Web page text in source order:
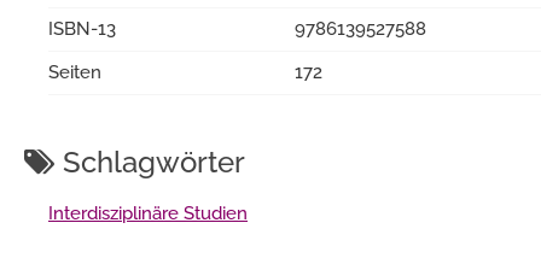
ISBN-13
9786139527588
Seiten
172
Schlagwörter
Interdisziplinäre Studien